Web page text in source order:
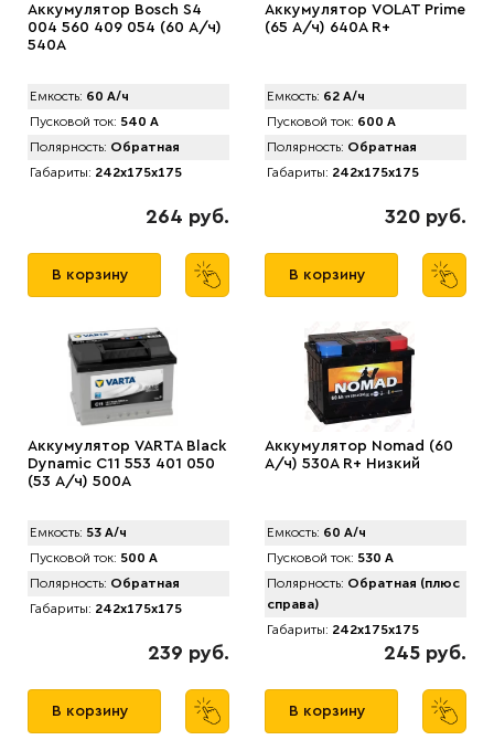
Аккумулятор Bosch S4
004 560 409 054 (60 А/ч)
540A
Емкость: 60 А/ч
Пусковой ток: 540 А
Полярность: Обратная
Габариты: 242x175x175
264 руб.
В корзину
Аккумулятор VOLAT Prime
(65 А/ч) 640A R+
Емкость: 62 А/ч
Пусковой ток: 600 А
Полярность: Обратная
Габариты: 242x175x175
320 руб.
В корзину
Аккумулятор VARTA Black
Dynamic C11 553 401 050
(53 А/ч) 500А
Емкость: 53 А/ч
Пусковой ток: 500 А
Полярность: Обратная
Габариты: 242x175x175
239 руб.
В корзину
Аккумулятор Nomad (60
А/ч) 530A R+ Низкий
Емкость: 60 А/ч
Пусковой ток: 530 А
Полярность: Обратная (плюс
справа)
Габариты: 242x175x175
245 руб.
В корзину